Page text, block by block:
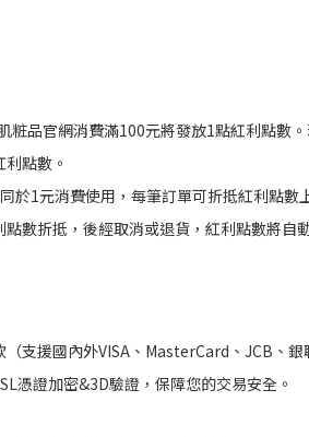
粧品官網消費滿100元將發放1點紅利點數
點數。
於1元消費使用，每筆訂單可折抵紅利點數
數折抵，後經取消或退貨，紅利點數將自
（支援國內外VISA、MasterCard、JCB、銀
憑證加密&3D驗證，保障您的交易安全。